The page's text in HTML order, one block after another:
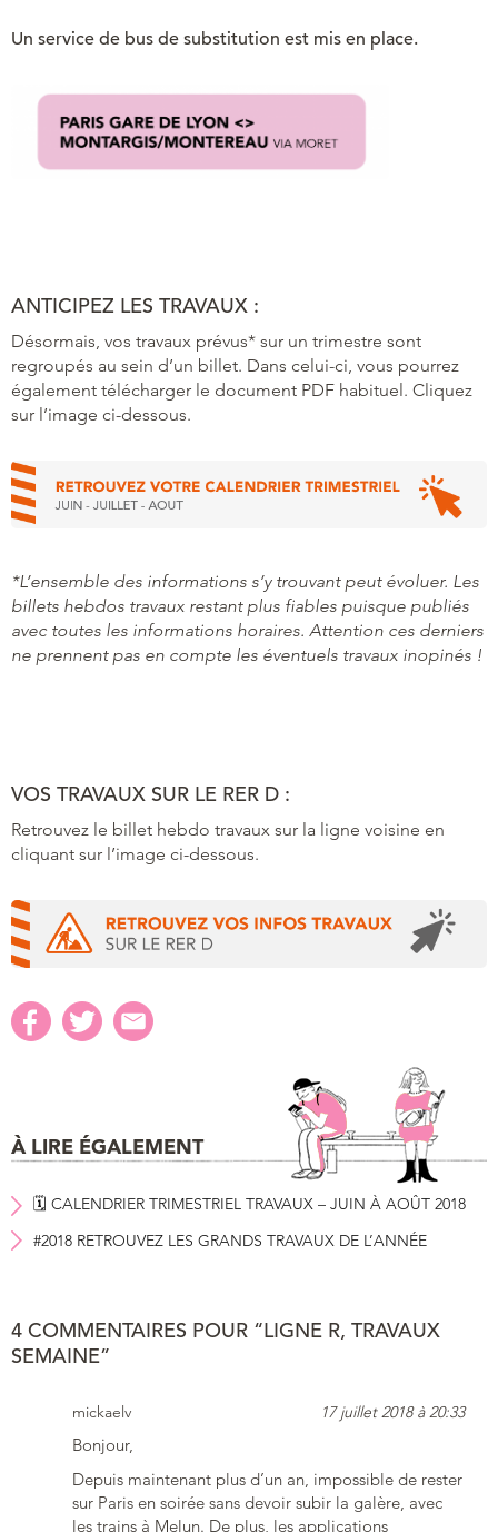
Un service de bus de substitution est mis en place.
ANTICIPEZ LES TRAVAUX :
Désormais, vos travaux prévus* sur un trimestre sont
regroupés au sein d’un billet. Dans celui-ci, vous pourrez
également télécharger le document PDF habituel. Cliquez
sur l’image ci-dessous.
*L’ensemble des informations s’y trouvant peut évoluer. Les
billets hebdos travaux restant plus fiables puisque publiés
avec toutes les informations horaires. Attention ces derniers
ne prennent pas en compte les éventuels travaux inopinés !
VOS TRAVAUX SUR LE RER D :
Retrouvez le billet hebdo travaux sur la ligne voisine en
cliquant sur l’image ci-dessous.
À LIRE ÉGALEMENT
🗓 CALENDRIER TRIMESTRIEL TRAVAUX – JUIN À AOÛT 2018
#2018 RETROUVEZ LES GRANDS TRAVAUX DE L’ANNÉE
4 COMMENTAIRES POUR “LIGNE R, TRAVAUX
SEMAINE”
mickaelv 17 juillet 2018 à 20:33
Bonjour,
Depuis maintenant plus d’un an, impossible de rester
sur Paris en soirée sans devoir subir la galère, avec
les trains à Melun. De plus, les applications